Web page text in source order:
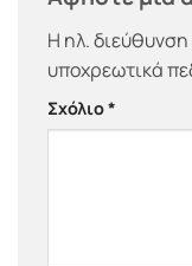
Η ηλ.
υποχρεωτικά
Σχόλιο*